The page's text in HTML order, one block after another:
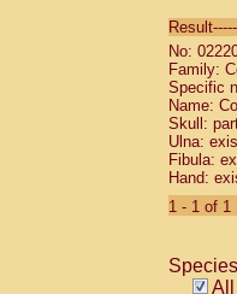
No:
Family:
Specific
Name:
Skull:
Ulna:
Fibula:
Hand:
1 - 1 of 1
All